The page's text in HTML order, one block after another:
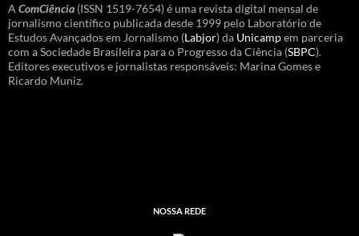
A ComCiência (ISSN 1519-7654) é uma revista digital mensal de
jornalismo científico publicada desde 1999 pelo Laboratório de
Estudos Avançados em Jornalismo (Labjor) da Unicampem parceria
com a Sociedade Brasileira para o Progresso da Ciência (SBPC).
Editores executivos e jornalistas responsáveis: Marina Gomes e
Ricardo Muniz.
NOSSA REDE